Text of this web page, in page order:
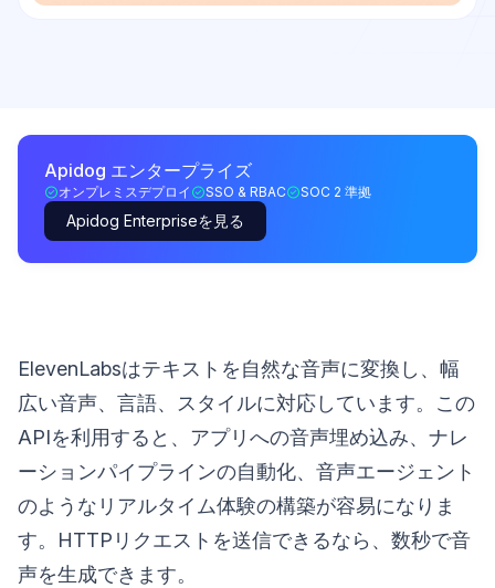
Apidog エンタープライズ
オンプレミスデプロイ SSO & RBAC SOC 2 準拠
Apidog Enterpriseを見る
ElevenLabsはテキストを自然な音声に変換し、幅
広い音声、言語、スタイルに対応しています。この
APIを利用すると、アプリへの音声埋め込み、ナレ
ーションパイプラインの自動化、音声エージェント
のようなリアルタイム体験の構築が容易になりま
す。HTTPリクエストを送信できるなら、数秒で音
声を生成できます。